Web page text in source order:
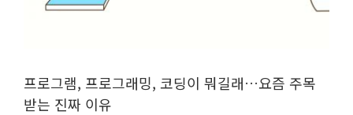
프로그램, 프로그래밍, 코딩이 뭐길래…요즘 주목
받는 진짜 이유